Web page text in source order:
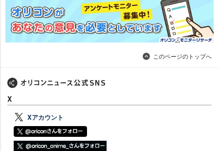
このページのトップへ
X
Xアカウント